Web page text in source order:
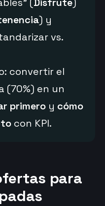
) y
vs.
convertir el
(70%) en un
primero y cómo
con KPI.
para